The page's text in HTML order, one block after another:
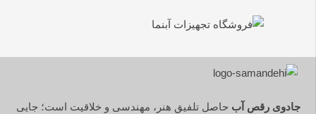
جادوی رقص آب حاصل تلفیق هنر، مهندسی و خلاقیت است؛ جایی